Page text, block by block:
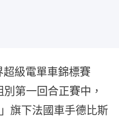
級電單車錦標賽
別第一回合正賽中，
旗下法國車手德比斯